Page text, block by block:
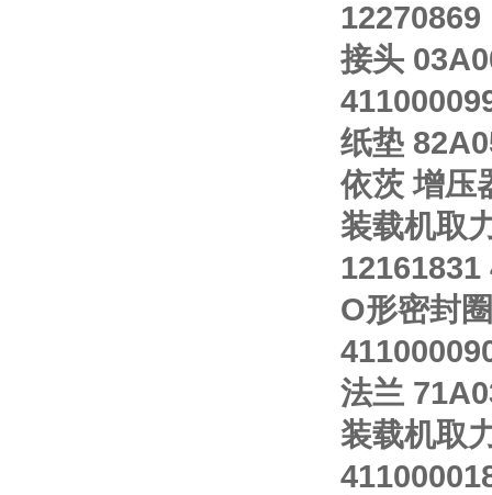
12270869
接头
纸垫
依茨 增压
装载机取
12161831
O形密封
法兰
装载机取